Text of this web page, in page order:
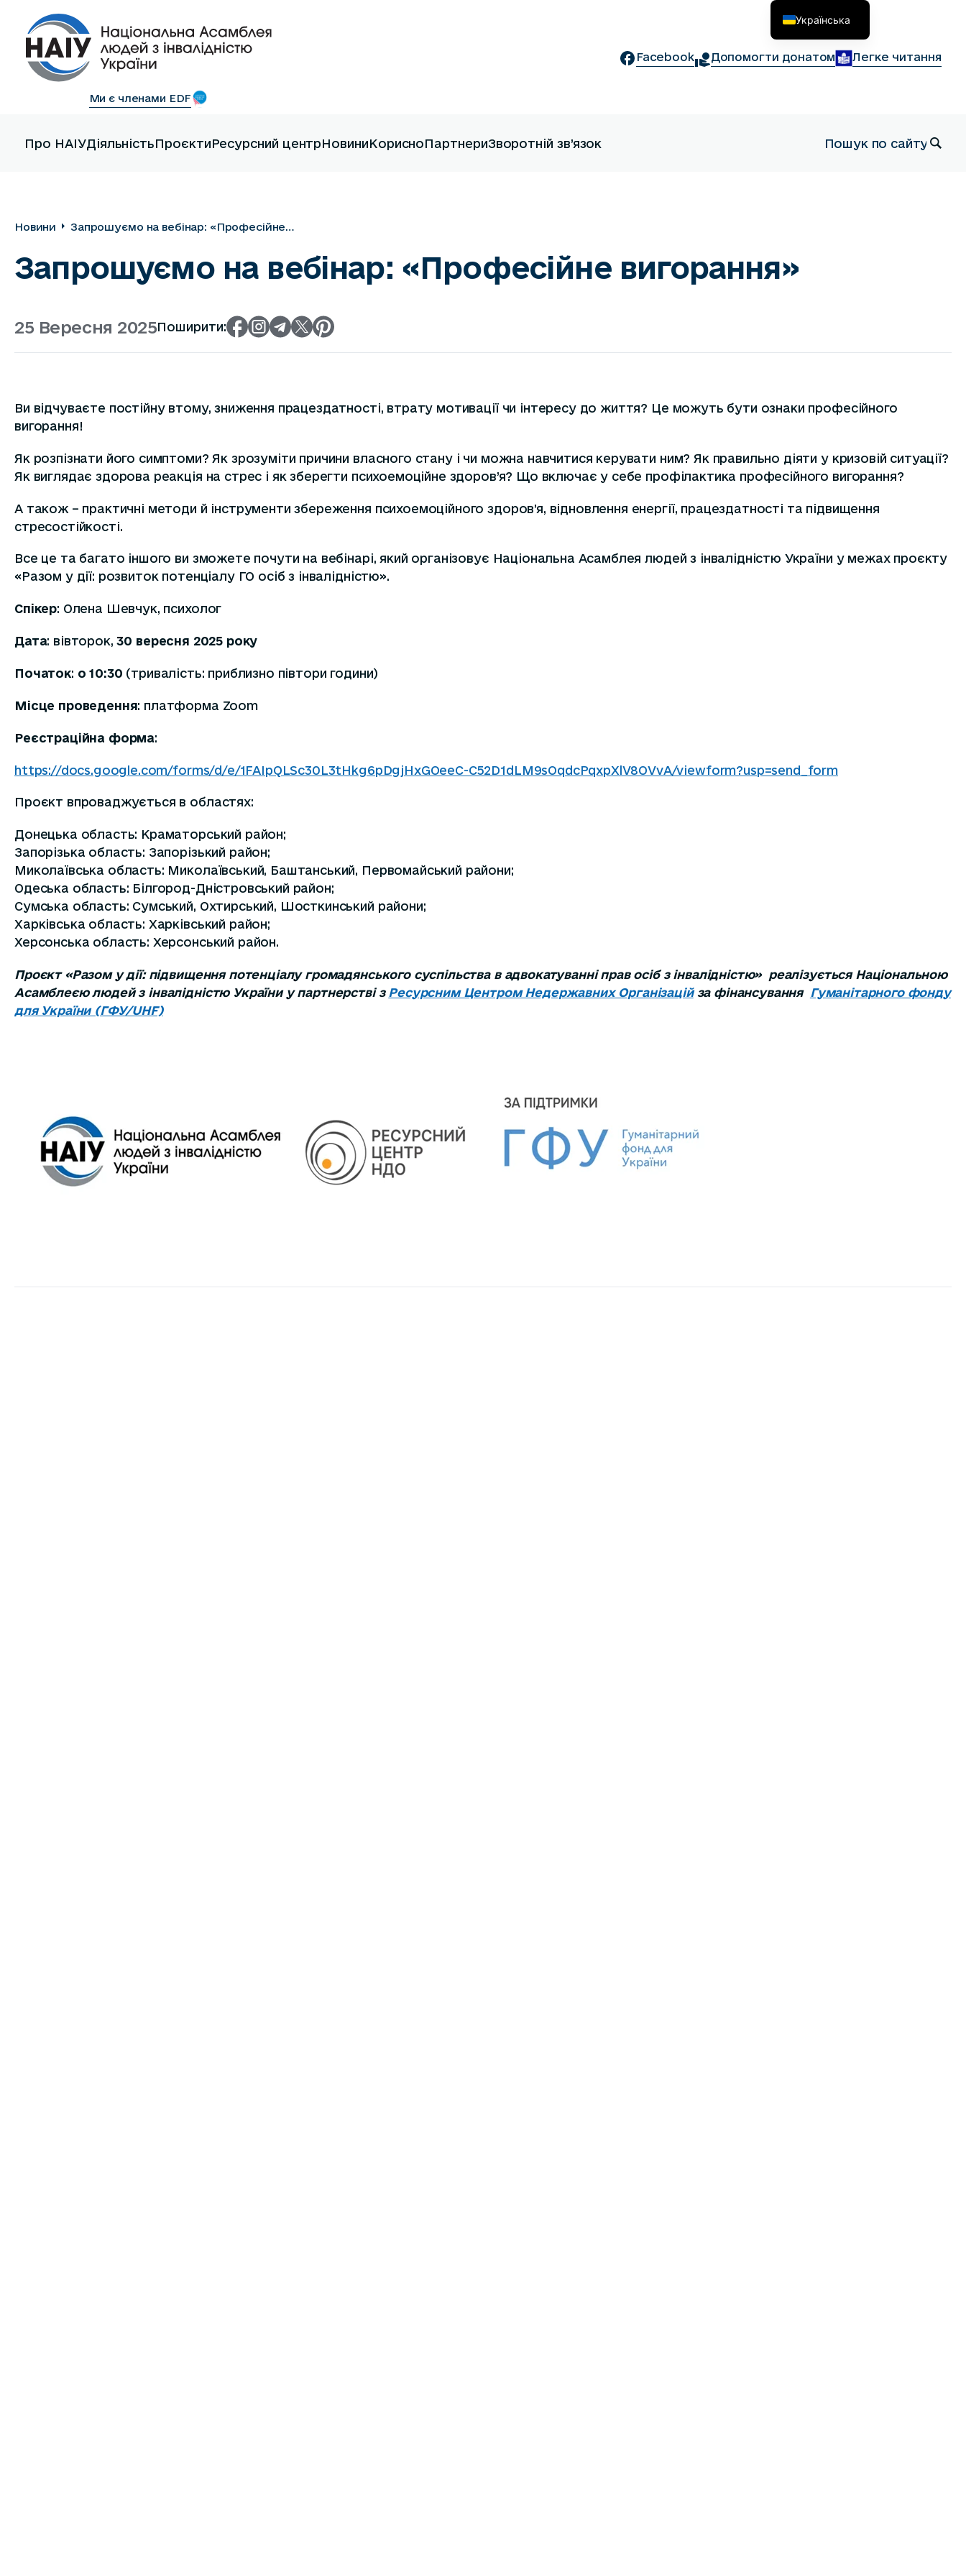
Ми є членами EDF
Facebook Допомогти донатом Легке читання
Про НАІУДіяльністьПроєктиРесурсний центрНовиниКорисноПартнериЗворотній зв’язок
Новини
Запрошуємо на вебінар: «Професійне
Запрошуємо на вебінар: «Професійне вигорання»
25 Вересня 2025Поширити:
Ви відчуваєте постійну втому, зниження працездатності, втрату мотивації чи інтересу до життя? Це можуть бути ознаки професійного
вигорання!
Як розпізнати його симптоми? Як зрозуміти причини власного стану і чи можна навчитися керувати ним? Як правильно діяти у кризовій ситуації?
Як виглядає здорова реакція на стрес і як зберегти психоемоційне здоров’я? Що включає у себе профілактика професійного вигорання?
А також – практичні методи й інструменти збереження психоемоційного здоров’я, відновлення енергії, працездатності та підвищення
стресостійкості.
Все це та багато іншого ви зможете почути на вебінарі, який організовує Національна Асамблея людей з інвалідністю України у межах проєкту
«Разом у дії: розвиток потенціалу ГО осіб з інвалідністю».
Спікер: Олена Шевчук, психолог
Дата: вівторок,30 вересня 2025 року
Початок: о 10:30 (тривалість: приблизно півтори години)
Місце проведення: платформа Zoom
Реєстраційна форма:
https://docs.google.com/forms/d/e/1FAIpQLSc30L3tHkg6pDgjHxGOeeC-C52D1dLM9sOqdcPqxpXlV8OVvA/viewform?usp=send_form
Проєкт впроваджується в областях:
Донецька область: Краматорський район;
Запорізька область: Запорізький район;
Миколаївська область: Миколаївський, Баштанський, Первомайський райони;
Одеська область: Білгород-Дністровський район;
Сумська область: Сумський, Охтирський, Шосткинський райони;
Харківська область: Харківський район;
Херсонська область: Херсонський район.
Проєкт «Разом у дії: підвищення потенціалу громадянського суспільства в адвокатуванні прав осіб з інвалідністю» реалізується Національною
Асамблеєю людей з інвалідністю України у партнерстві з Ресурсним Центром Недержавних Організацій за фінансування Гуманітарного фонду
для України (ГФУ/UHF)
Українська
English